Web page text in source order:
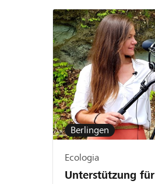
Berlingen
Ecologia
Unterstützung